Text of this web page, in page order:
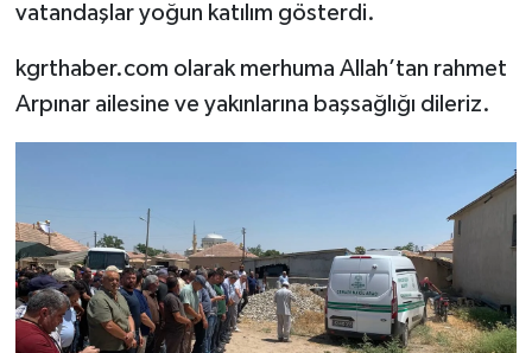
vatandaşlar yoğun katılım gösterdi.
kgrthaber.com olarak merhuma Allah’tan rahmet
Arpınar ailesine ve yakınlarına başsağlığı dileriz.